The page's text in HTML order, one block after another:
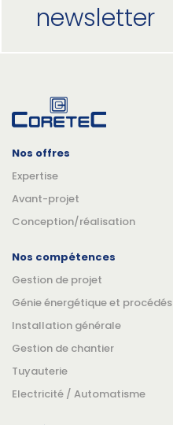
newsletter
Nos offres
Expertise
Avant-projet
Conception/réalisation
Nos compétences
Gestion de projet
Génie énergétique et procédés
Installation générale
Gestion de chantier
Tuyauterie
Electricité / Automatisme